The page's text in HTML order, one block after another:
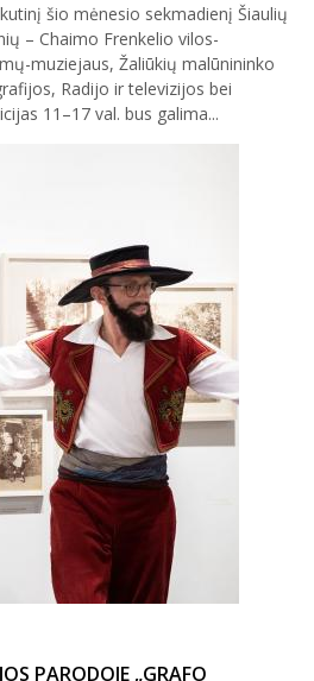
šio mėnesio sekmadienį Šiaulių
– Chaimo Frenkelio vilos-
muziejaus, Žaliūkių malūnininko
Radijo ir televizijos bei
11–17 val. bus galima...
PARODOJE „GRAFO